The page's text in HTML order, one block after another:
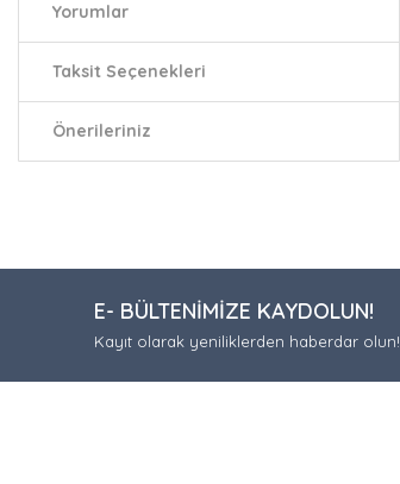
Yorumlar
Taksit Seçenekleri
Önerileriniz
E- BÜLTENİMİZE KAYDOLUN!
Kayıt olarak yeniliklerden haberdar olun!